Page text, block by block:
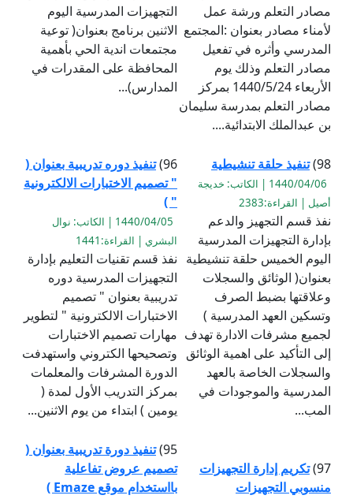
مصادر التعلم ورشة عمل
لأمناء مصادر بعنوان :المجتمع
المدرسي وأثره في تفعيل
مصادر التعلم وذلك يوم
الأربعاء 1440/5/24 بمركز
مصادر التعلم بمدرسة سليمان
بن عبدالملك الابتدائية....
التجهيزات المدرسية اليوم
الاثنين برنامج بعنوان( توعية
مجتمعات اندية الحي بأهمية
المحافظة على المقدرات في
المدارس)...
98) تنفيذ حلقة تنشيطية
1440/04/06 | الكاتب: خديجة
أصيل | القراءة:2383
نفذ قسم التجهيز والدعم
بإدارة التجهيزات المدرسية
اليوم الخميس حلقة تنشيطية
بعنوان( الوثائق والسجلات
وعلاقتها بضبط الصرف
وتسكين العهد المدرسية )
لجميع مشرفات الادارة تهدف
إلى التأكيد على اهمية الوثائق
والسجلات الخاصة بالعهد
المدرسية والموجودات في
المب...
96) تنفيذ دوره تدريبية بعنوان (
" تصميم الاختبارات الالكترونية
" )
1440/04/05 | الكاتب: نوال
البشري | القراءة:1441
نفذ قسم تقنيات التعليم بإدارة
التجهيزات المدرسية دوره
تدريبية بعنوان " تصميم
الاختبارات الالكترونية " لتطوير
مهارات تصميم الاختبارات
وتصحيحها الكتروني واستهدفت
الدورة المشرفات والمعلمات ‏
بمركز التدريب الأول لمدة (
يومين ) ابتداء من يوم الاثنين...
97) تكريم إدارة التجهيزات
منسوبي التجهيزات
95) تنفيذ دورة تدريبية بعنوان (
تصميم عروض تفاعلية
بااستخدام موقع Emaze )